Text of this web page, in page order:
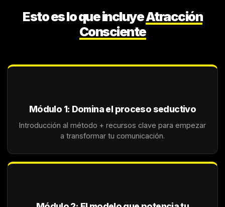
Esto es lo que incluyeAtracción
Consciente
Módulo 1: Domina el proceso seductivo
Introducción al método + recursos clave para empezar
a transformar tu comunicación.